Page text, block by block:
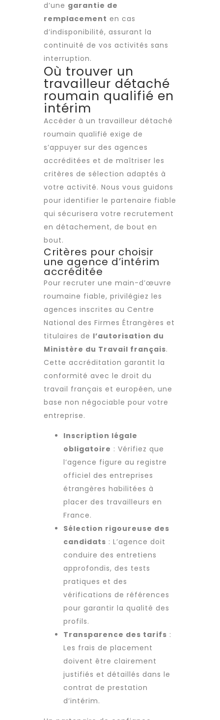
d’une garantie de
remplacement en cas
d’indisponibilité, assurant la
continuité de vos activités sans
interruption.
Où trouver un
travailleur détaché
roumain qualifié en
intérim
Accéder à un travailleur détaché
roumain qualifié exige de
s’appuyer sur des agences
accréditées et de maîtriser les
critères de sélection adaptés à
votre activité. Nous vous guidons
pour identifier le partenaire fiable
qui sécurisera votre recrutement
en détachement, de bout en
bout.
Critères pour choisir
une agence d’intérim
accréditée
Pour recruter une main-d’œuvre
roumaine fiable, privilégiez les
agences inscrites au Centre
National des Firmes Étrangères et
titulaires de l’autorisation du
Ministère du Travail français.
Cette accréditation garantit la
conformité avec le droit du
travail français et européen, une
base non négociable pour votre
entreprise.
Inscription légale
obligatoire : Vérifiez que
l’agence figure au registre
officiel des entreprises
étrangères habilitées à
placer des travailleurs en
France.
Sélection rigoureuse des
candidats : L’agence doit
conduire des entretiens
approfondis, des tests
pratiques et des
vérifications de références
pour garantir la qualité des
profils.
Transparence des tarifs :
Les frais de placement
doivent être clairement
justifiés et détaillés dans le
contrat de prestation
d’intérim.